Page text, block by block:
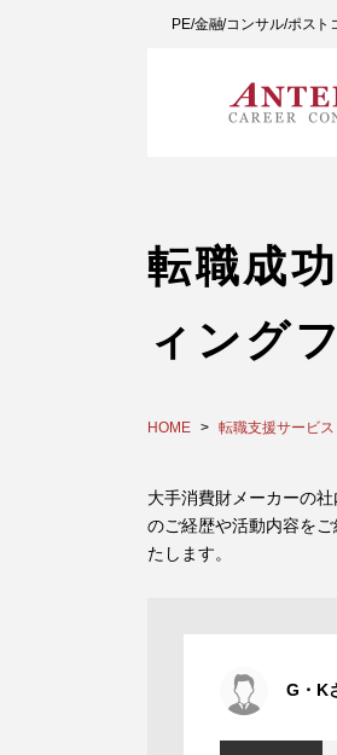
PE/金融/コンサル/ポス
転職成
ィング
HOME 転職支援サービス
大手消費財メーカーの
のご経歴や活動内容を
たします。
G・K